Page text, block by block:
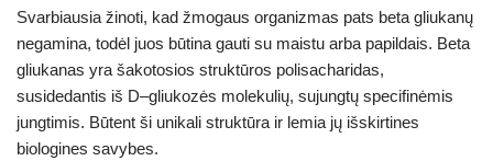
Svarbiausia žinoti, kad žmogaus organizmas pats beta gliukanų
negamina, todėl juos būtina gauti su maistu arba papildais. Beta
gliukanas yra šakotosios struktūros polisacharidas,
susidedantis iš D–gliukozės molekulių, sujungtų specifinėmis
jungtimis. Būtent ši unikali struktūra ir lemia jų išskirtines
biologines savybes.